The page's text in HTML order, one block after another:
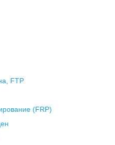
FTP
(FRP)